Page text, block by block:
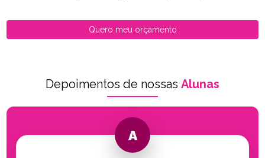
Quero meu orçamento
Depoimentos de nossas Alunas